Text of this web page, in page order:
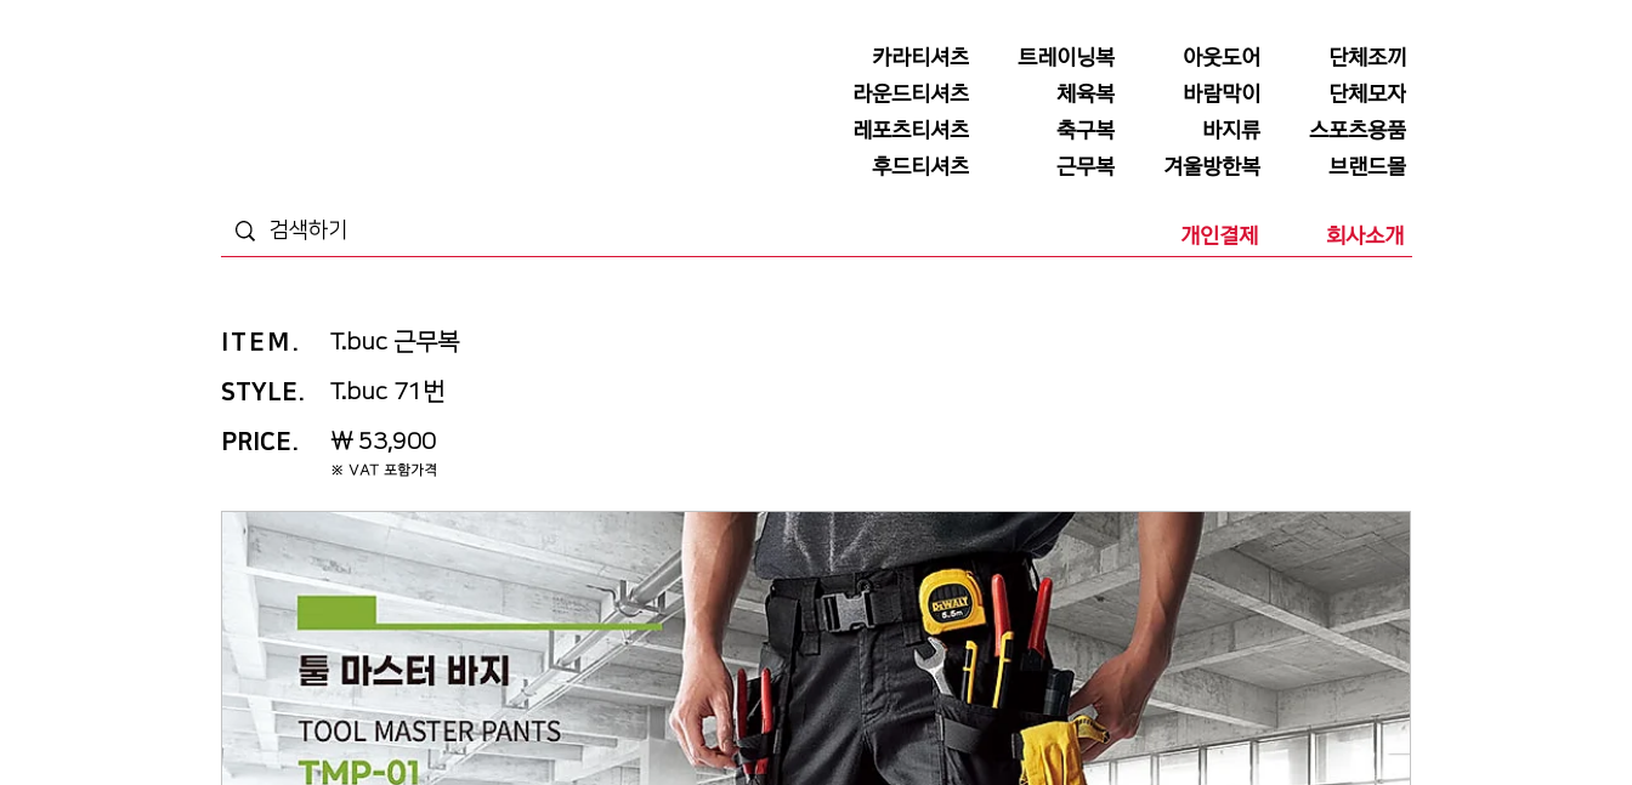
카라티셔츠 트레이닝복 아웃도어
단체조끼
라운드티셔츠
체육복 바람막이
단체모자
레포츠티셔츠
축구복 바지류
스포츠용품
후드티셔츠
근무복 겨울방한복 브랜드몰
개인결제 회사소개
ITEM .
T.buc 근무복
STYLE.
T.buc 71번
PRICE.
※ VAT 포함가격
￦ 53,900